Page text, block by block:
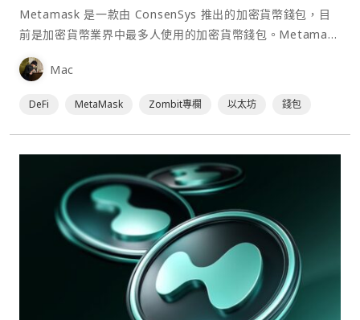
Metamask 是一款由 ConsenSys 推出的加密貨幣錢包，目
前是加密貨幣業界中最多人使用的加密貨幣錢包。Metamask
可以安裝在 Chrome、Firefox、Brave、Edge 等瀏覽器上作
為插件使用，具備許多功能且使用上非常方便。
Mac
DeFi MetaMask Zombit專欄 以太坊 錢包